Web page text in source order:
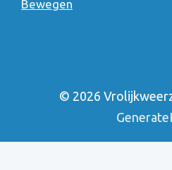
Bewegen
© 2026